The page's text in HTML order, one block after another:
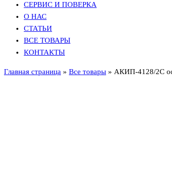
СЕРВИС И ПОВЕРКА
О НАС
СТАТЬИ
ВСЕ ТОВАРЫ
КОНТАКТЫ
Главная страница » Все товары » АКИП-4128/2С